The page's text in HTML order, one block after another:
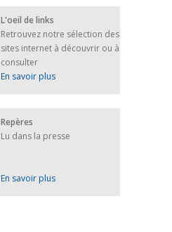
L'oeil de links
Retrouvez notre sélection des
sites internet à découvrir ou à
consulter
En savoir plus
Repères
Lu dans la presse
En savoir plus